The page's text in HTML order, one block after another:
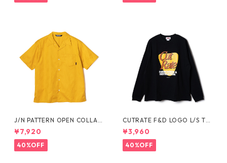
J/N PATTERN OPEN COLLAR
SHIRT
¥7,920
40%OFF
CUTRATE F&D LOGO L/S TE
E
¥3,960
40%OFF